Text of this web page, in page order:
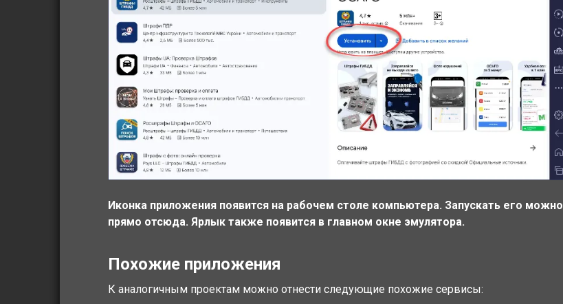
Иконка приложения появится на рабочем столе компьютера. Запускать его можно
прямо отсюда. Ярлык также появится в главном окне эмулятора.
Похожие приложения
К аналогичным проектам можно отнести следующие похожие сервисы: